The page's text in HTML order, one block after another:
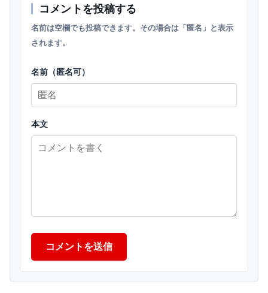
コメントを投稿する
名前は空欄でも投稿できます。その場合は「匿名」と表示
されます。
名前（匿名可）
本文
コメントを送信